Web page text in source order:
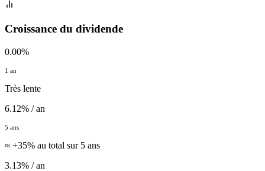
Croissance du dividende
0.00%
1 an
Très lente
6.12% / an
5 ans
≈ +35% au total sur 5 ans
3.13% / an